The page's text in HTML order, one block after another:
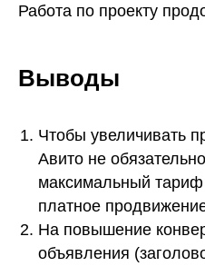
Работа по проекту
Выводы
Чтобы увеличивать
Авито не
максимальный тариф
платное
На повышение
объявления